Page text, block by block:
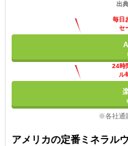
出典
毎日
セ
24時
ル
※各社通
アメリカの定番ミネラル